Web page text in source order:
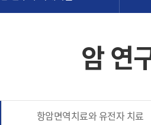
암 연
항암면역치료와 유전자 치료